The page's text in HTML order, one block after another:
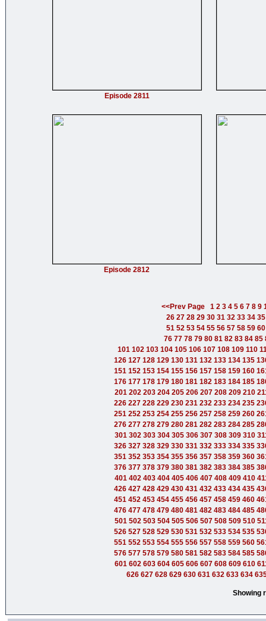
Episode 2811
Episode 2812
<<Prev Page 1 2 3 4 5 6 7 8 9
26 27 28 29 30 31 32 33 34 35
51 52 53 54 55 56 57 58 59 60
76 77 78 79 80 81 82 83 84 85
101 102 103 104 105 106 107 108 109 110
126 127 128 129 130 131 132 133 134 135
151 152 153 154 155 156 157 158 159 160
176 177 178 179 180 181 182 183 184 185
201 202 203 204 205 206 207 208 209 210
226 227 228 229 230 231 232 233 234 235
251 252 253 254 255 256 257 258 259 260
276 277 278 279 280 281 282 283 284 285
301 302 303 304 305 306 307 308 309 310
326 327 328 329 330 331 332 333 334 335
351 352 353 354 355 356 357 358 359 360
376 377 378 379 380 381 382 383 384 385
401 402 403 404 405 406 407 408 409 410
426 427 428 429 430 431 432 433 434 435
451 452 453 454 455 456 457 458 459 460
476 477 478 479 480 481 482 483 484 485
501 502 503 504 505 506 507 508 509 510
526 527 528 529 530 531 532 533 534 535
551 552 553 554 555 556 557 558 559 560
576 577 578 579 580 581 582 583 584 585
601 602 603 604 605 606 607 608 609 610
626 627 628 629 630 631 632 633 634
Showing